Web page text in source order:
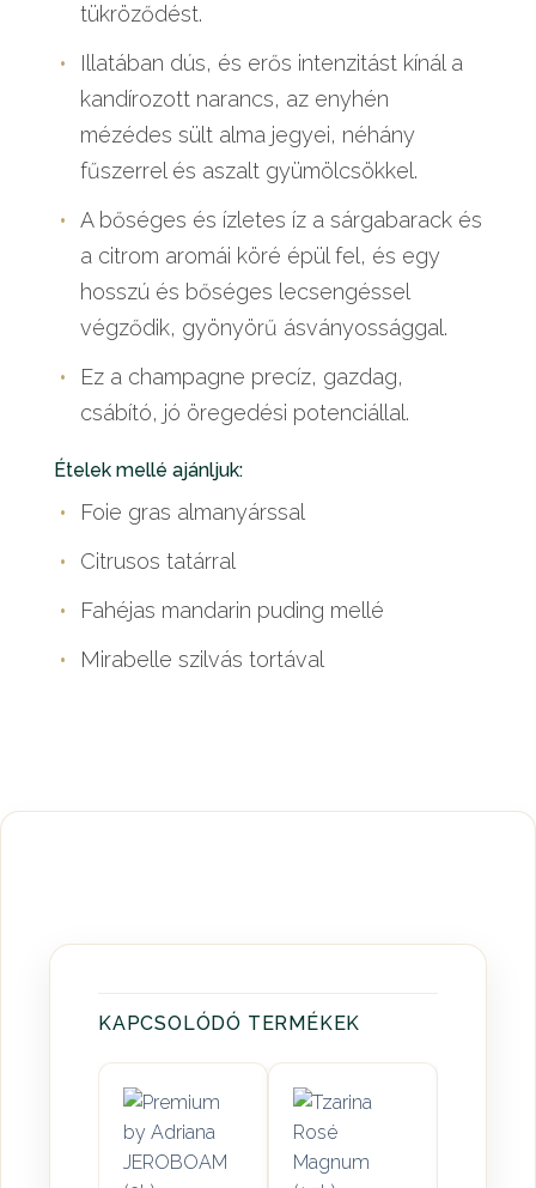
tükröződést.
Illatában dús, és erős intenzitást kínál a
kandírozott narancs, az enyhén
mézédes sült alma jegyei, néhány
fűszerrel és aszalt gyümölcsökkel.
A bőséges és ízletes íz a sárgabarack és
a citrom aromái köré épül fel, és egy
hosszú és bőséges lecsengéssel
végződik, gyönyörű ásványossággal.
Ez a champagne precíz, gazdag,
csábító, jó öregedési potenciállal.
Ételek mellé ajánljuk:
Foie gras almanyárssal
Citrusos tatárral
Fahéjas mandarin puding mellé
Mirabelle szilvás tortával
KAPCSOLÓDÓ TERMÉKEK